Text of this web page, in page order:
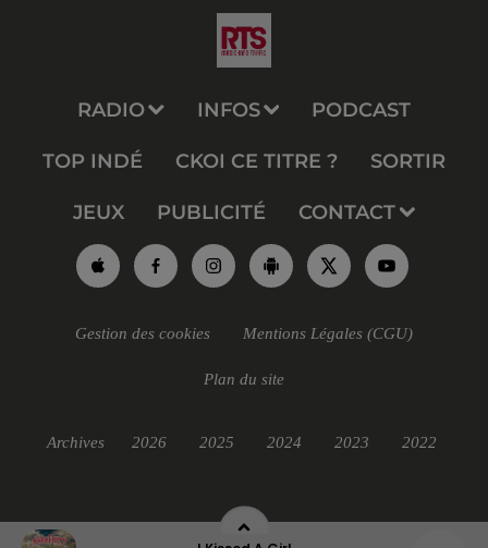
RADIO INFOS PODCAST
TOP INDÉ CKOI CE TITRE ? SORTIR
JEUX PUBLICITÉ CONTACT
Gestion des cookies Mentions Légales (CGU)
Plan du site
Archives 2026 2025 2024 2023 2022